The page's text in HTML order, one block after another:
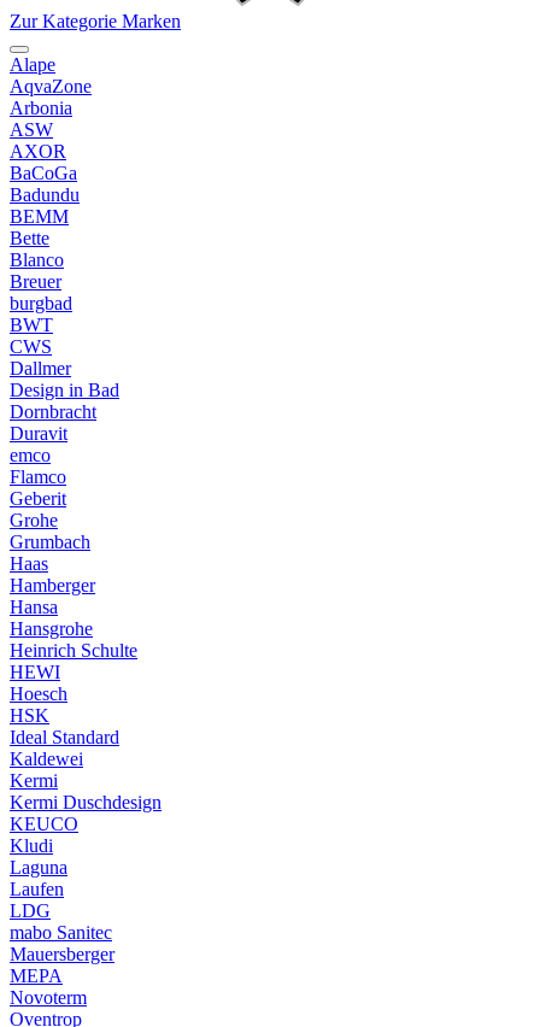
Zur Kategorie Marken
Alape
AqvaZone
Arbonia
ASW
AXOR
BaCoGa
Badundu
BEMM
Bette
Blanco
Breuer
burgbad
BWT
CWS
Dallmer
Design in Bad
Dornbracht
Duravit
emco
Flamco
Geberit
Grohe
Grumbach
Haas
Hamberger
Hansa
Hansgrohe
Heinrich Schulte
HEWI
Hoesch
HSK
Ideal Standard
Kaldewei
Kermi
Kermi Duschdesign
KEUCO
Kludi
Laguna
Laufen
LDG
mabo Sanitec
Mauersberger
MEPA
Novoterm
Oventrop